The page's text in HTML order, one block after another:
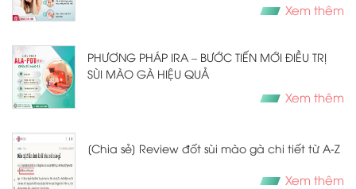
Xem thêm
PHƯƠNG PHÁP IRA – BƯỚC TIẾN MỚI ĐIỀU TRỊ
SÙI MÀO GÀ HIỆU QUẢ
Xem thêm
[Chia sẻ] Review đốt sùi mào gà chi tiết từ A-Z
Xem thêm